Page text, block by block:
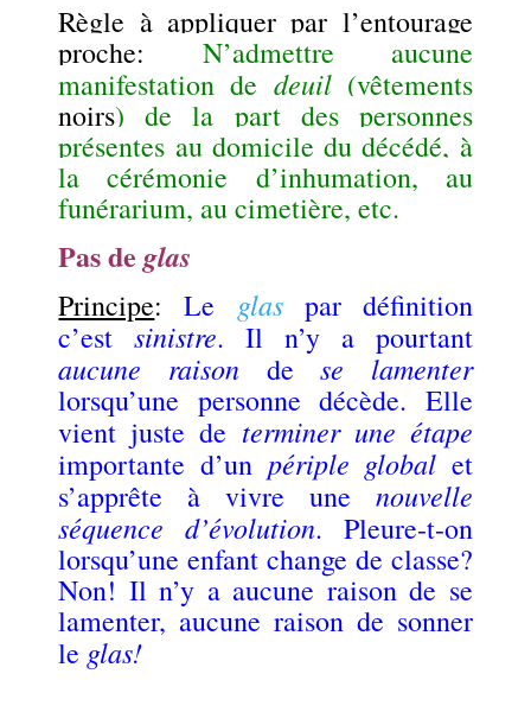
Règle à appliquer par l’entourage
proche: N’admettre aucune
manifestation de deuil(vêtements
noirs) de la part des personnes
présentes au domicile du décédé, à
la cérémonie d’inhumation, au
funérarium, au cimetière, etc.
Pas deglas
Principe: Le glaspar définition
c’estsinistre. Il n’y a pourtant
aucune raisondese lamenter
lorsqu’une personne décède. Elle
vient juste de terminer une étape
importante d’un périple global et
s’apprête à vivre une nouvelle
séquence d’évolution. Pleure-t-on
lorsqu’une enfant change de classe?
Non! Il n’y a aucune raison de se
lamenter, aucune raison de sonner
le glas!